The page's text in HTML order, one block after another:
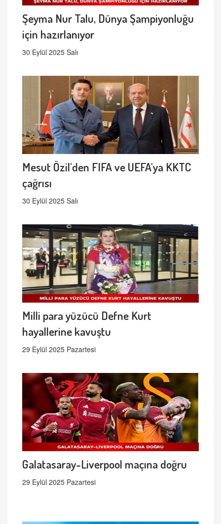
Şeyma Nur Talu, Dünya Şampiyonluğu
için hazırlanıyor
30 Eylül 2025 Salı
Mesut Özil'den FIFA ve UEFA'ya KKTC
çağrısı
30 Eylül 2025 Salı
Milli para yüzücü Defne Kurt
hayallerine kavuştu
29 Eylül 2025 Pazartesi
Galatasaray-Liverpool maçına doğru
29 Eylül 2025 Pazartesi